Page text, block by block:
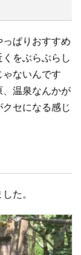
ぱりおすすめ
をぶらぶらし
ないんです
、温泉なんかが
セになる感じ
た。